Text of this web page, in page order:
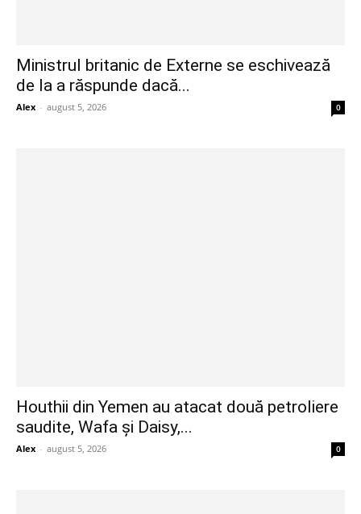
Ministrul britanic de Externe se eschivează
de la a răspunde dacă...
Alex - august 5, 2026 0
Houthii din Yemen au atacat două petroliere
saudite, Wafa și Daisy,...
Alex - august 5, 2026 0